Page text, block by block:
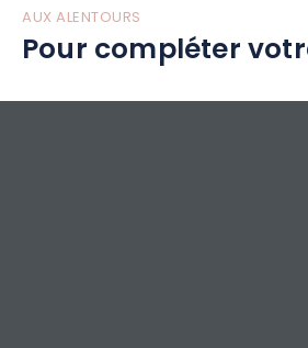
AUX ALENTOURS
Pour compléter